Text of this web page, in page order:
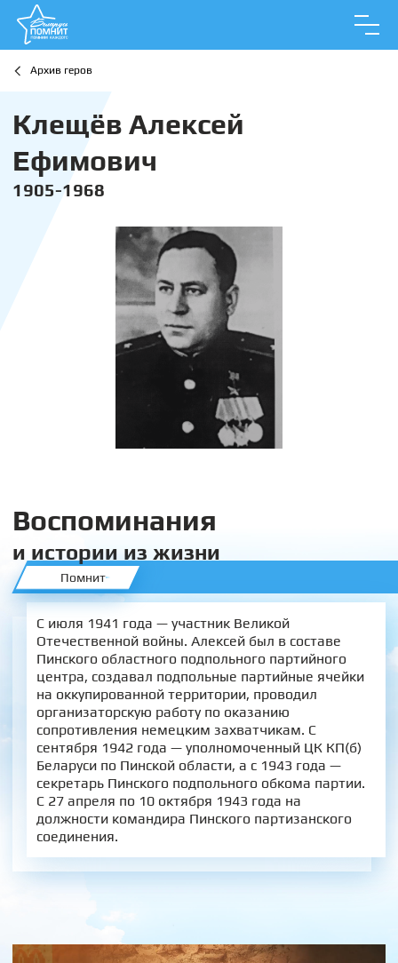
Архив геров
Клещёв Алексей
Ефимович
1905-1968
Воспоминания
и истории из жизни
Помнит
С июля 1941 года — участник Великой
Отечественной войны. Алексей был в составе
Пинского областного подпольного партийного
центра, создавал подпольные партийные ячейки
на оккупированной территории, проводил
организаторскую работу по оказанию
сопротивления немецким захватчикам. С
сентября 1942 года — уполномоченный ЦК КП(б)
Беларуси по Пинской области, а с 1943 года —
секретарь Пинского подпольного обкома партии.
С 27 апреля по 10 октября 1943 года на
должности командира Пинского партизанского
соединения.